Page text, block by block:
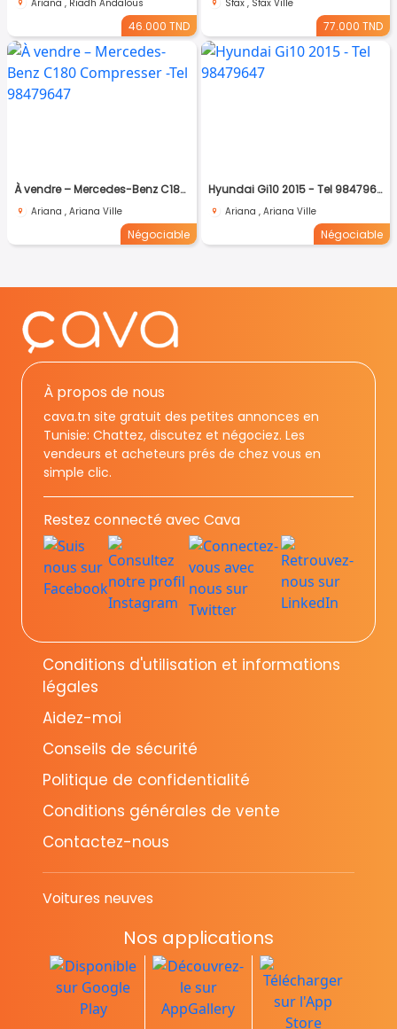
Ariana , Riadh Andalous
46.000 TND
Sfax , Sfax Ville
77.000 TND
À vendre – Mercedes-Benz C180 Compresser -Tel 98479647
Ariana , Ariana Ville
Négociable
Hyundai Gi10 2015 - Tel 98479647
Ariana , Ariana Ville
Négociable
À propos de nous
cava.tn site gratuit des petites annonces en
Tunisie: Chattez, discutez et négociez. Les
vendeurs et acheteurs prés de chez vous en
simple clic.
Restez connecté avec Cava
Conditions d'utilisation et informations
légales
Aidez-moi
Conseils de sécurité
Politique de confidentialité
Conditions générales de vente
Contactez-nous
Voitures neuves
Nos applications